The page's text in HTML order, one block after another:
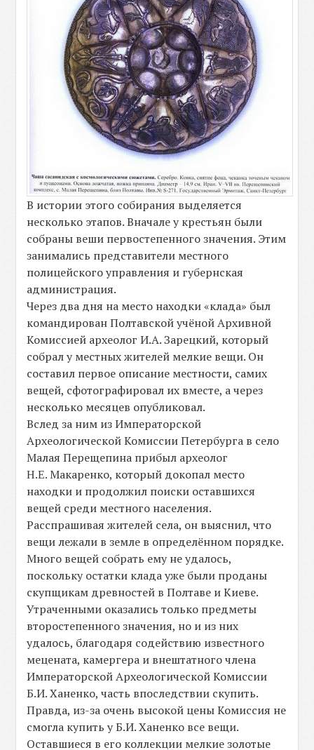
В истории этого собирания выделяется
несколько этапов. Вначале у крестьян были
собраны веши первостепенного значения. Этим
занимались представители местного
полицейского управления и губернская
администрация.
Через два дня на место находки «клада» был
командирован Полтавской учёной Архивной
Комиссией археолог И.А. Зарецкий, который
собрал у местных жителей мелкие вещи. Он
составил первое описание местности, самих
вещей, сфотографировал их вместе, а через
несколько месяцев опубликовал.
Вслед за ним из Императорской
Археологической Комиссии Петербурга в село
Малая Перещепина прибыл археолог
Η.Ε. Макаренко, который докопал место
находки и продолжил поиски оставшихся
вещей среди местного населения.
Расспрашивая жителей села, он выяснил, что
вещи лежали в земле в определённом порядке.
Много вещей собрать ему не удалось,
поскольку остатки клада уже были проданы
скупщикам древностей в Полтаве и Киеве.
Утраченными оказались только предметы
второстепенного значения, но и из них
удалось, благодаря содействию известного
мецената, камергера и внештатного члена
Императорской Археологической Комиссии
Б.И. Ханенко, часть впоследствии скупить.
Правда, из-за очень высокой цены Комиссия не
смогла купить у Б.И. Ханенко все вещи.
Оставшиеся в его коллекции мелкие золотые